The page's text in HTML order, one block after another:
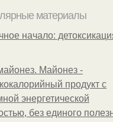
материалы
начало:
Майонез -
продукт с
энергетической
без единого